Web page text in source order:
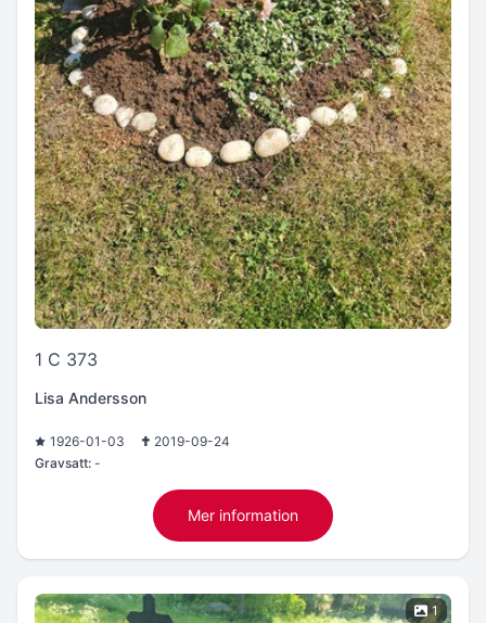
1 C 373
Lisa Andersson
1926-01-03
2019-09-24
Gravsatt: -
Mer information
1